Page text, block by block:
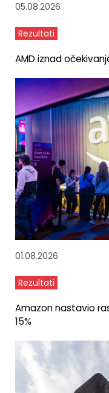
05.08.2026
Rezultati
AMD iznad
01.08.2026
Rezultati
Amazon nastavio
15%